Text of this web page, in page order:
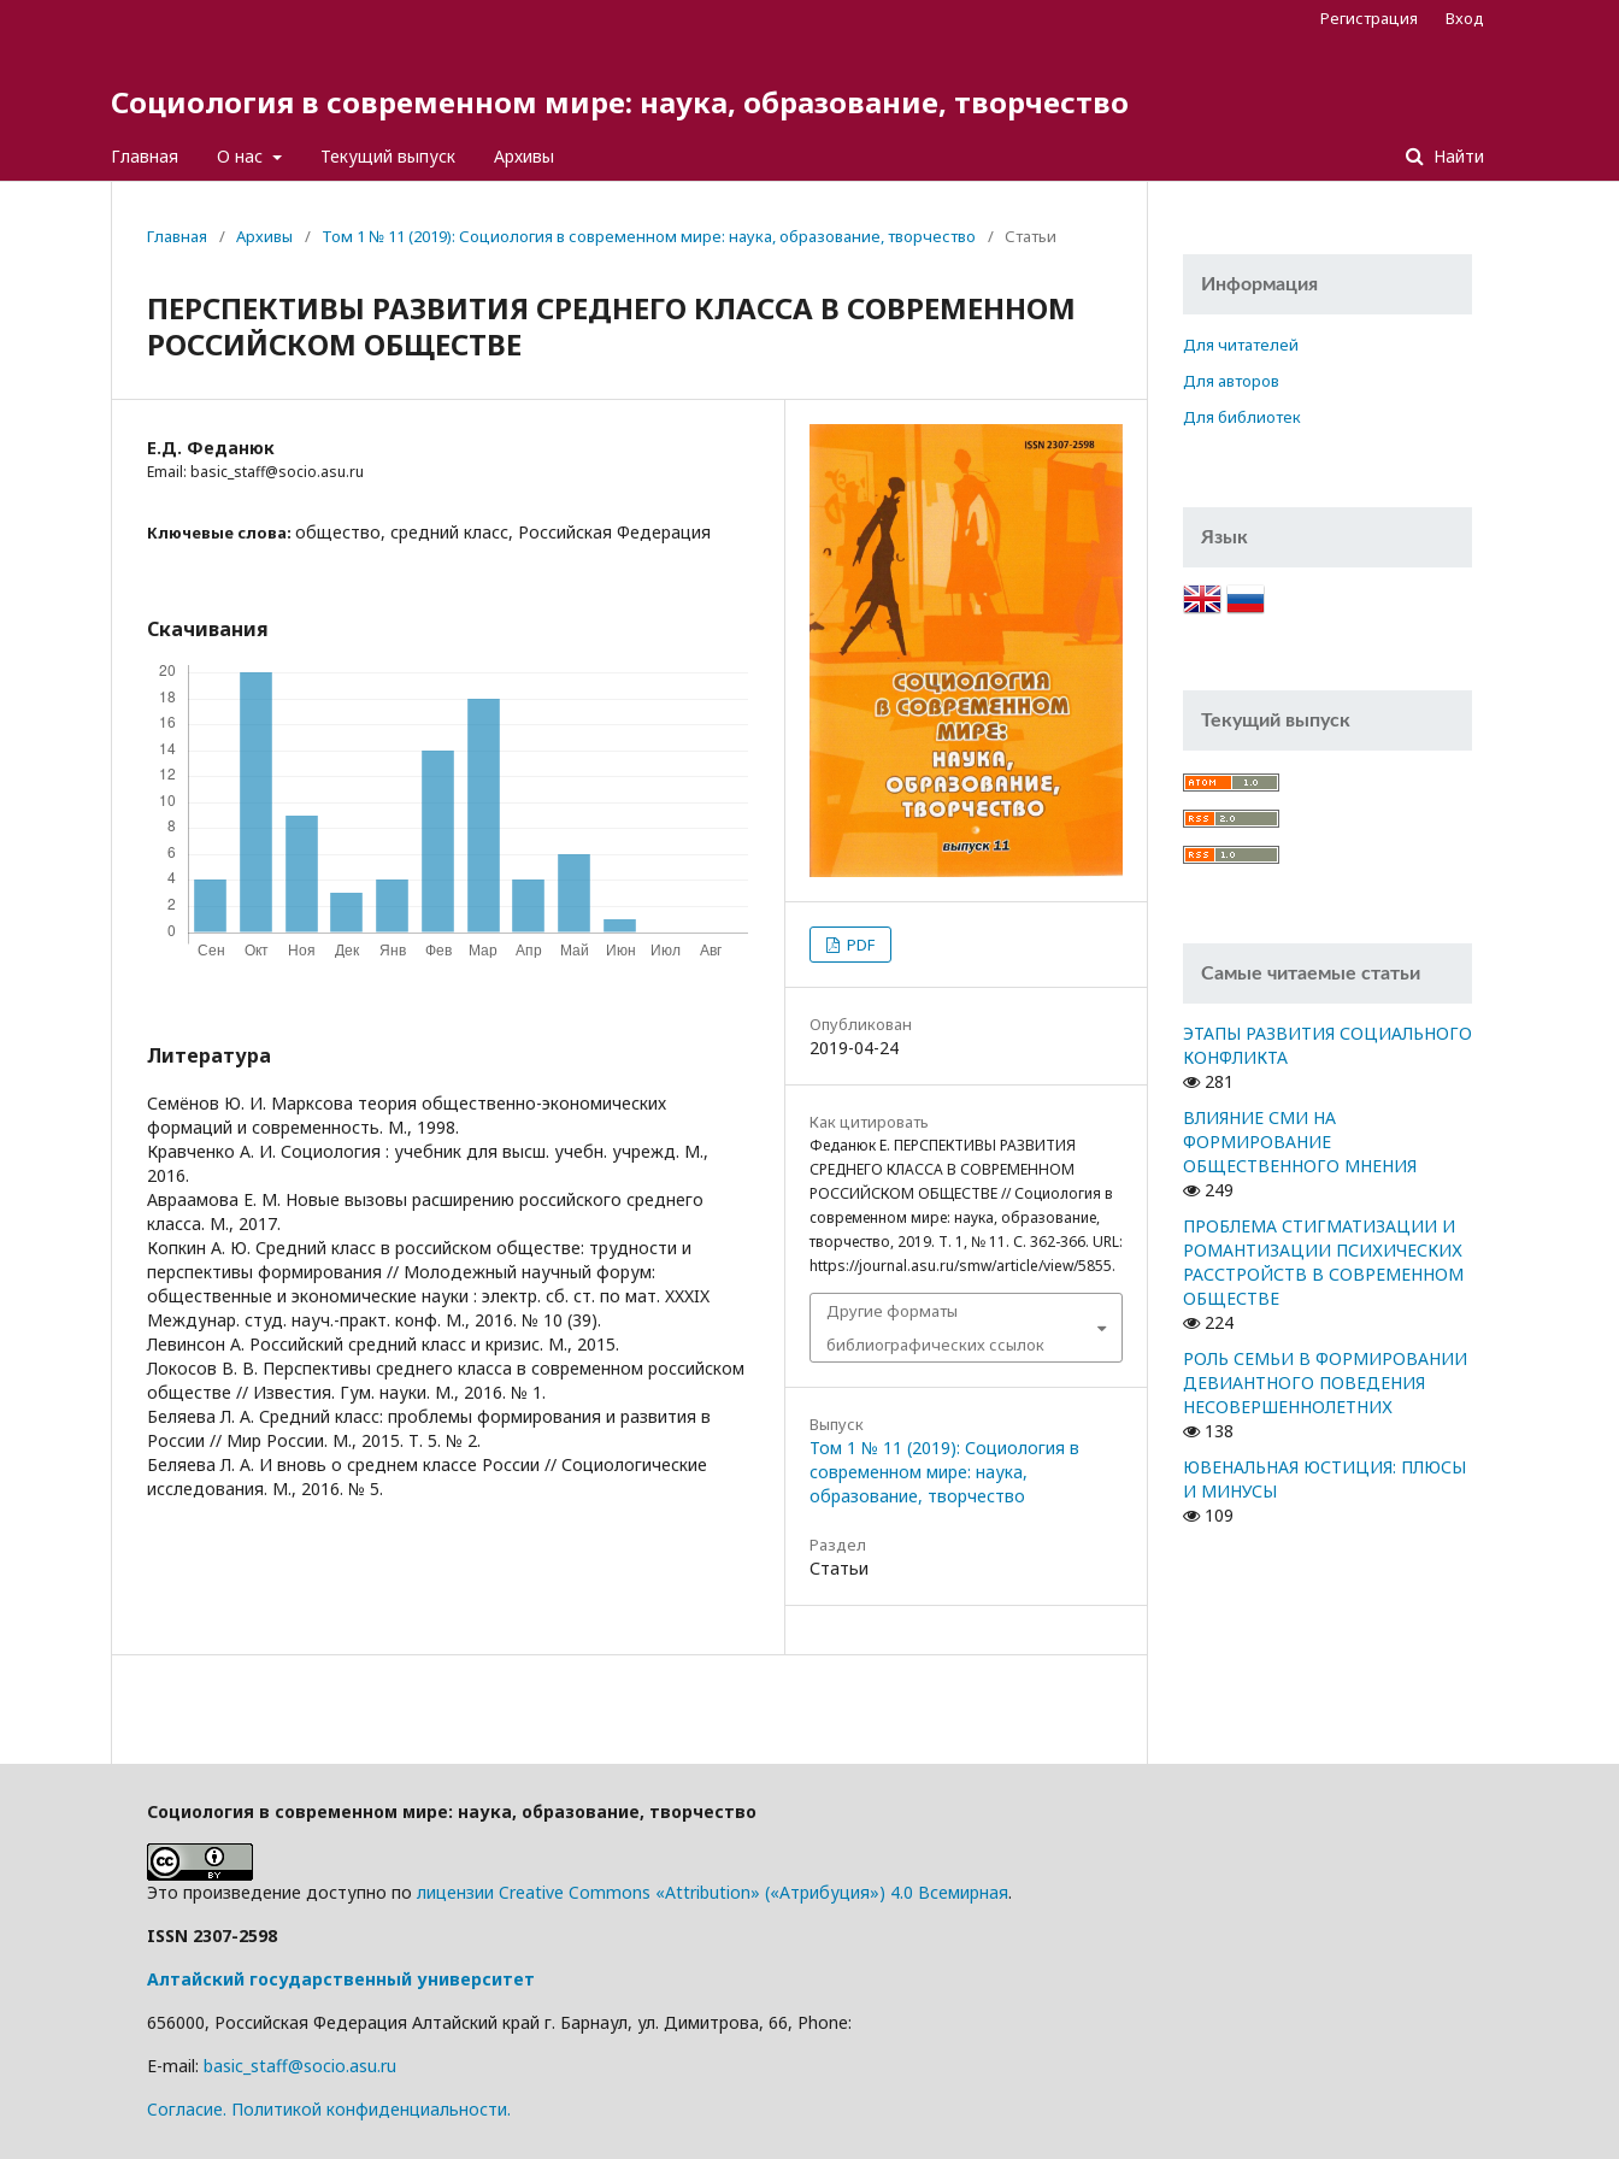
Социология в современном мире: наука, образование, творчество
Главная О нас Текущий выпуск Архивы Найти
Регистрация Вход
Главная / Архивы / Том 1 № 11 (2019): Социология в современном мире: наука, образование, творчество / Статьи
ПЕРСПЕКТИВЫ РАЗВИТИЯ СРЕДНЕГО КЛАССА В СОВРЕМЕННОМ
РОССИЙСКОМ ОБЩЕСТВЕ
Е.Д. Феданюк
Email: basic_staff@socio.asu.ru
Ключевые слова: общество, средний класс, Российская Федерация
Скачивания
Литература
Семёнов Ю. И. Марксова теория общественно-экономических
формаций и современность. М., 1998.
Кравченко А. И. Социология : учебник для высш. учебн. учрежд. М.,
2016.
Авраамова Е. М. Новые вызовы расширению российского среднего
класса. М., 2017.
Копкин А. Ю. Средний класс в российском обществе: трудности и
перспективы формирования // Молодежный научный форум:
общественные и экономические науки : электр. сб. ст. по мат. XXXIX
Междунар. студ. науч.-практ. конф. М., 2016. № 10 (39).
Левинсон А. Российский средний класс и кризис. М., 2015.
Локосов В. В. Перспективы среднего класса в современном российском
обществе // Известия. Гум. науки. М., 2016. № 1.
Беляева Л. А. Средний класс: проблемы формирования и развития в
России // Мир России. М., 2015. Т. 5. № 2.
Беляева Л. А. И вновь о среднем классе России // Социологические
исследования. М., 2016. № 5.
PDF
Опубликован
2019-04-24
Как цитировать
Феданюк Е. ПЕРСПЕКТИВЫ РАЗВИТИЯ
СРЕДНЕГО КЛАССА В СОВРЕМЕННОМ
РОССИЙСКОМ ОБЩЕСТВЕ // Социология в
современном мире: наука, образование,
творчество, 2019. Т. 1, № 11. С. 362-366. URL:
https://journal.asu.ru/smw/article/view/5855.
Другие форматы
библиографических ссылок
Выпуск
Том 1 № 11 (2019): Социология в
современном мире: наука,
образование, творчество
Раздел
Статьи
Информация
Для читателей
Для авторов
Для библиотек
Язык
Текущий выпуск
Самые читаемые статьи
ЭТАПЫ РАЗВИТИЯ СОЦИАЛЬНОГО
КОНФЛИКТА
281
ВЛИЯНИЕ СМИ НА
ФОРМИРОВАНИЕ
ОБЩЕСТВЕННОГО МНЕНИЯ
249
ПРОБЛЕМА СТИГМАТИЗАЦИИ И
РОМАНТИЗАЦИИ ПСИХИЧЕСКИХ
РАССТРОЙСТВ В СОВРЕМЕННОМ
ОБЩЕСТВЕ
224
РОЛЬ СЕМЬИ В ФОРМИРОВАНИИ
ДЕВИАНТНОГО ПОВЕДЕНИЯ
НЕСОВЕРШЕННОЛЕТНИХ
138
ЮВЕНАЛЬНАЯ ЮСТИЦИЯ: ПЛЮСЫ
И МИНУСЫ
109
Социология в современном мире: наука, образование, творчество
Это произведение доступно по лицензии Creative Commons «Attribution» («Атрибуция») 4.0 Всемирная.
ISSN 2307-2598
Алтайский государственный университет
656000, Российская Федерация Алтайский край г. Барнаул, ул. Димитрова, 66, Phone:
E-mail: basic_staff@socio.asu.ru
Cогласие. Политикой конфиденциальности.